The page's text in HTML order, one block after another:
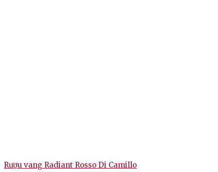
Rượu vang Radiant Rosso Di Camillo